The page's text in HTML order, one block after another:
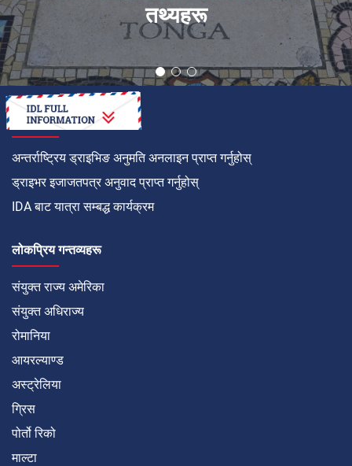
तथ्यहरू
कसरी गर्ने
अन्तर्राष्ट्रिय ड्राइभिङ अनुमति अनलाइन प्राप्त गर्नुहोस्
ड्राइभर इजाजतपत्र अनुवाद प्राप्त गर्नुहोस्
IDA बाट यात्रा सम्बद्ध कार्यक्रम
लोकप्रिय गन्तव्यहरू
संयुक्त राज्य अमेरिका
संयुक्त अधिराज्य
रोमानिया
आयरल्याण्ड
अस्ट्रेलिया
ग्रिस
पोर्तो रिको
माल्टा